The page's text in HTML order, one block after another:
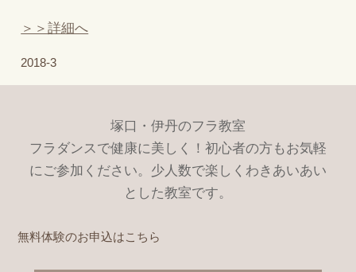
＞＞詳細へ
2018-3
塚口・伊丹のフラ教室
フラダンスで健康に美しく！初心者の方もお気軽
にご参加ください。少人数で楽しくわきあいあい
とした教室です。
無料体験のお申込はこちら